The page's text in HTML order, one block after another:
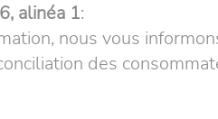
alinéa 1:
nous vous
des